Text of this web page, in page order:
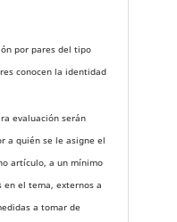
por pares del tipo
conocen la identidad
evaluación serán
a quién se le asigne el
artículo, a un mínimo
en el tema, externos a
a tomar de